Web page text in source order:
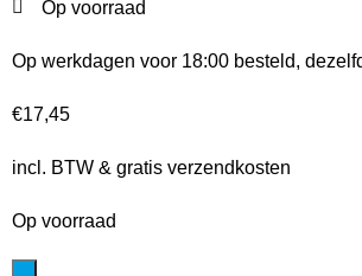
Op voorraad
Op werkdagen voor 18:00 besteld,
€17,45
incl. BTW & gratis verzendkosten
Op voorraad